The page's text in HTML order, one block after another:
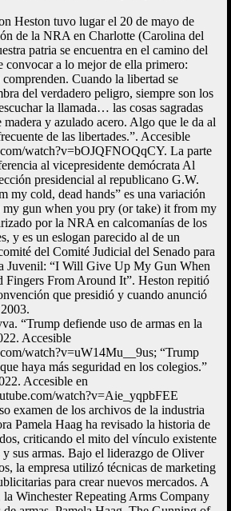
Heston tuvo lugar el 20 de mayo de
de la NRA en Charlotte (Carolina del
patria se encuentra en el camino del
convocar a lo mejor de ella primero:
Cuando la libertad se
del verdadero peligro, siempre son los
la llamada… las cosas sagradas
madera y azulado acero. Algo que le da al
de las libertades.”. Accesible
watch?v=bOJQFNOQqCY. La parte
al vicepresidente demócrata Al
presidencial al republicano G.W.
my cold, dead hands” es una variación
my gun when you pry (or take) it from my
por la NRA en calcomanías de los
y es un eslogan parecido al de un
del Comité Judicial del Senado para
Juvenil: “I Will Give Up My Gun When
Fingers From Around It”. Heston repitió
que presidió y cuando anunció
“Trump defiende uso de armas en la
Accesible
watch?v=uW14Mu__9us; “Trump
haya más seguridad en los colegios.”
Accesible en
watch?v=Aie_yqpbFEE
examen de los archivos de la industria
Pamela Haag ha revisado la historia de
criticando el mito del vínculo existente
y sus armas. Bajo el liderazgo de Oliver
la empresa utilizó técnicas de marketing
para crear nuevos mercados. A
Winchester Repeating Arms Company